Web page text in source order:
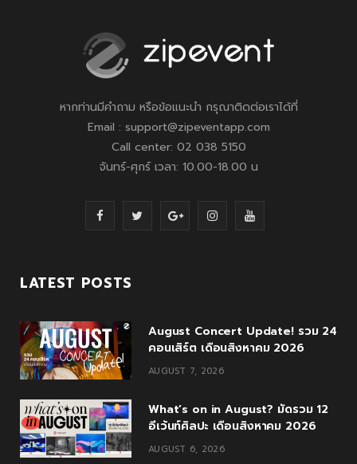
หากท่านมีคำถาม หรือข้อแนะนำ กรุณาติดต่อเราได้ที่
Email : support@zipeventapp.com
Call center: 02 038 5150
จันทร์-ศุกร์ เวลา: 10.00-18.00 น
F
c
b
o
k
G
l
l
u
I
a
a
m
Y
u
LATEST POSTS
August Concert Update! รวม 24
คอนเสิร์ต เดือนสิงหาคม 2026
AUGUST 7, 2026
What’s on in August? มัดรวม 12
อีเว้นท์ศิลปะ เดือนสิงหาคม 2026
AUGUST 6, 2026